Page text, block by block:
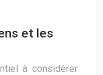
et les
à considérer